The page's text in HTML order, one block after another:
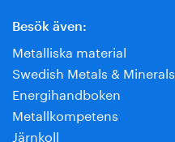
Besök även:
Metalliska material
Swedish Metals & Minerals
Energihandboken
Metallkompetens
Järnkoll